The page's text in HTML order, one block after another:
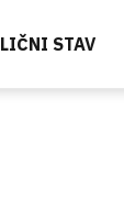
LIČNI STAV